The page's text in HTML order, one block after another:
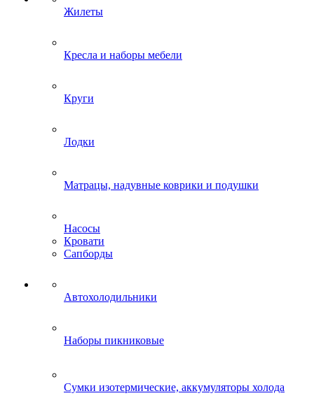
Жилеты
Кресла и наборы мебели
Круги
Лодки
Матрацы, надувные коврики и подушки
Насосы
Кровати
Сапборды
Автохолодильники
Наборы пикниковые
Сумки изотермические, аккумуляторы холода